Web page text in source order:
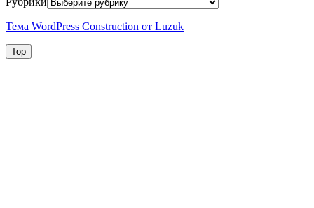
Тема WordPress Construction от Luzuk
Top